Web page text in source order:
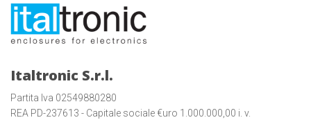
Italtronic S.r.l.
Partita Iva 02549880280
REA PD-237613 - Capitale sociale €uro 1.000.000,00 i. v.